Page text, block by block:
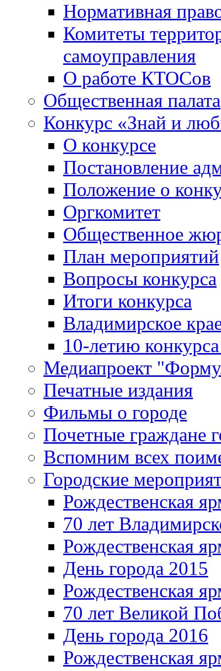
Нормативная
Комитеты
самоуправления
О работе КТОСов
Общественная палата
Конкурс «Знай и
О конкурсе
Постановление
Положение о
Оргкомитет
Общественное
План мероприятий
Вопросы конкурса
Итоги конкурса
Владимирское
10-летию
Медиапроект
Печатные издания
Фильмы о городе
Почетные граждане
Вспомним всех
Городские
Рождественская
70 лет
Рождественская
День города 2015
Рождественская
70 лет Великой
День города 2016
Рождественская